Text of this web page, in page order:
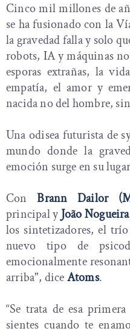
Cinco mil millones de
se ha fusionado con la
la gravedad falla y solo
robots, IA y máquinas
esporas extrañas, la
empatía, el amor y
nacida no del hombre,
Una odisea futurista de
mundo donde la
emoción surge en su
ConBrann Dailor
principal y João Nogueira
los sintetizadores, el
nuevo tipo de
emocionalmente
arriba", diceAtoms.
“Se trata de esa
sientes cuando te